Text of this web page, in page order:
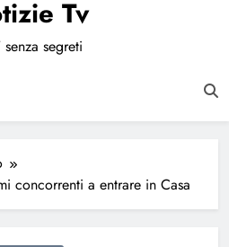
Tv
senza segreti
concorrenti a entrare in Casa